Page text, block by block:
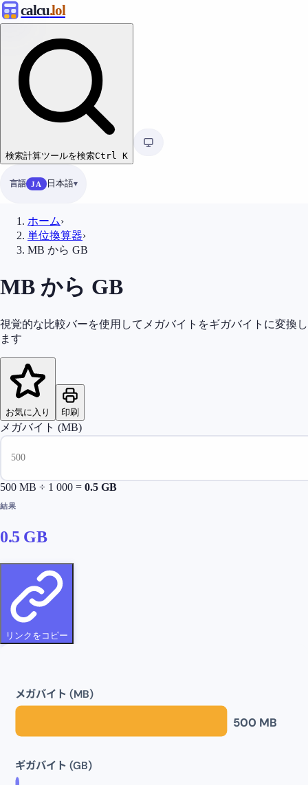
calcu.lol
検索計算ツールを検索Ctrl K
言語 JA 日本語
ホーム›
単位換算器›
MB から GB
MB から GB
視覚的な比較バーを使用してメガバイトをギガバイトに変換し
ます
お気に入り 印刷
メガバイト (MB)
500 MB ÷ 1 000 = 0.5 GB
結果
0.5 GB
リンクをコピー
メガバイト (MB)
500 MB
ギガバイト (GB)